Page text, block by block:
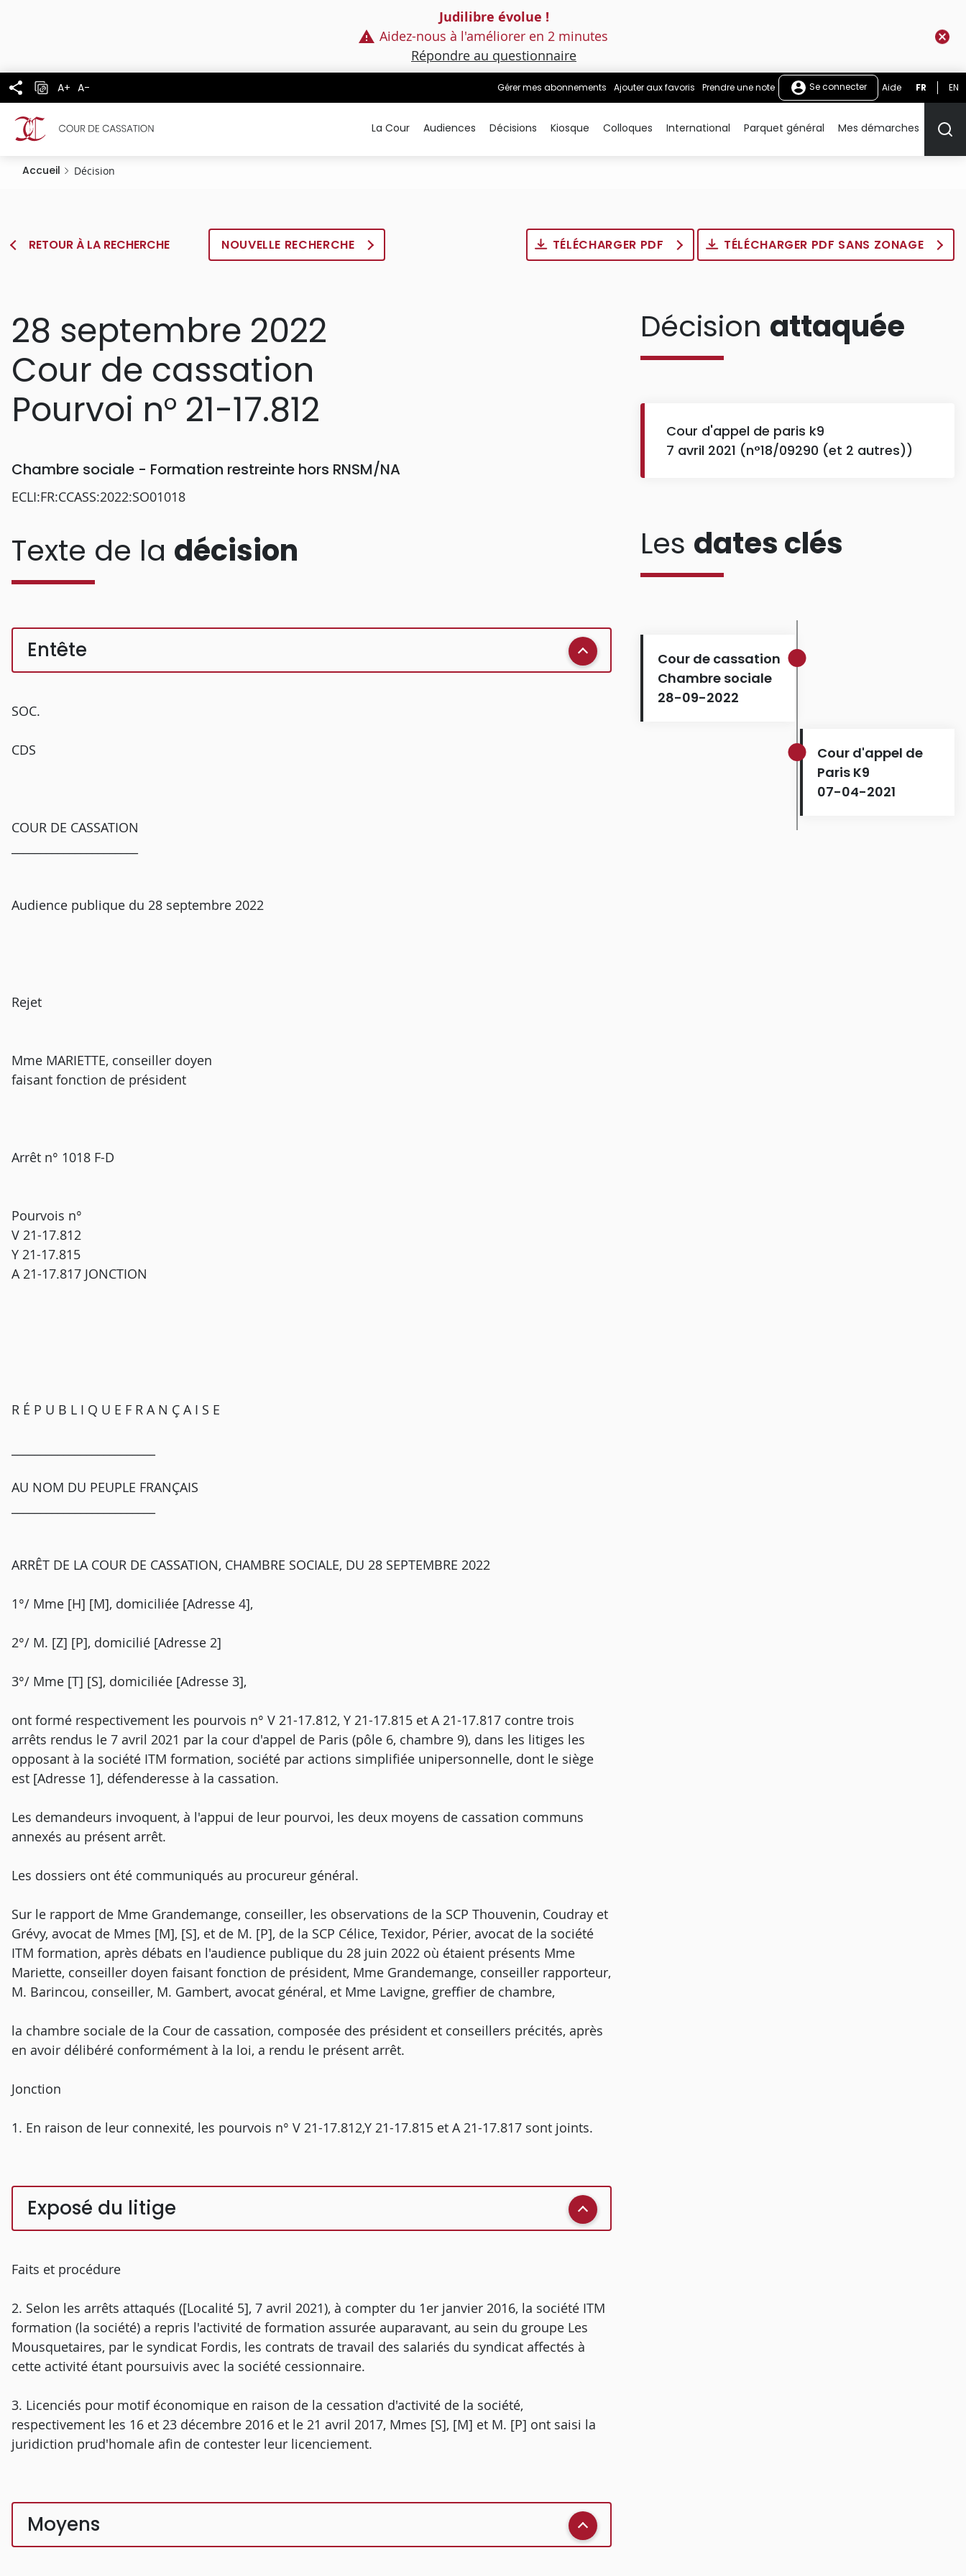
Judilibre évolue !
Aidez-nous à l'améliorer en 2 minutes
Répondre au questionnaire
A+ A- Gérer mes abonnements Ajouter aux favoris Prendre une note Se connecter Aide FR EN
La Cour Audiences Décisions Kiosque Colloques International Parquet général Mes démarches
Accueil Décision
RETOUR À LA RECHERCHE NOUVELLE RECHERCHE TÉLÉCHARGER PDF TÉLÉCHARGER PDF SANS ZONAGE
28 septembre 2022
Cour de cassation
Pourvoi n° 21-17.812
Chambre sociale - Formation restreinte hors RNSM/NA
ECLI:FR:CCASS:2022:SO01018
Texte de la décision
Entête
SOC.
CDS
COUR DE CASSATION
Audience publique du 28 septembre 2022
Rejet
Mme MARIETTE, conseiller doyen
faisant fonction de président
Arrêt n° 1018 F-D
Pourvois n°
V 21-17.812
Y 21-17.815
A 21-17.817 JONCTION
R É P U B L I Q U E F R A N Ç A I S E
AU NOM DU PEUPLE FRANÇAIS
ARRÊT DE LA COUR DE CASSATION, CHAMBRE SOCIALE, DU 28 SEPTEMBRE 2022
1°/ Mme [H] [M], domiciliée [Adresse 4],
2°/ M. [Z] [P], domicilié [Adresse 2]
3°/ Mme [T] [S], domiciliée [Adresse 3],
ont formé respectivement les pourvois n° V 21-17.812, Y 21-17.815 et A 21-17.817 contre trois
arrêts rendus le 7 avril 2021 par la cour d'appel de Paris (pôle 6, chambre 9), dans les litiges les
opposant à la société ITM formation, société par actions simplifiée unipersonnelle, dont le siège
est [Adresse 1], défenderesse à la cassation.
Les demandeurs invoquent, à l'appui de leur pourvoi, les deux moyens de cassation communs
annexés au présent arrêt.
Les dossiers ont été communiqués au procureur général.
Sur le rapport de Mme Grandemange, conseiller, les observations de la SCP Thouvenin, Coudray et
Grévy, avocat de Mmes [M], [S], et de M. [P], de la SCP Célice, Texidor, Périer, avocat de la société
ITM formation, après débats en l'audience publique du 28 juin 2022 où étaient présents Mme
Mariette, conseiller doyen faisant fonction de président, Mme Grandemange, conseiller rapporteur,
M. Barincou, conseiller, M. Gambert, avocat général, et Mme Lavigne, greffier de chambre,
la chambre sociale de la Cour de cassation, composée des président et conseillers précités, après
en avoir délibéré conformément à la loi, a rendu le présent arrêt.
Jonction
1. En raison de leur connexité, les pourvois n° V 21-17.812,Y 21-17.815 et A 21-17.817 sont joints.
Exposé du litige
Faits et procédure
2. Selon les arrêts attaqués ([Localité 5], 7 avril 2021), à compter du 1er janvier 2016, la société ITM
formation (la société) a repris l'activité de formation assurée auparavant, au sein du groupe Les
Mousquetaires, par le syndicat Fordis, les contrats de travail des salariés du syndicat affectés à
cette activité étant poursuivis avec la société cessionnaire.
3. Licenciés pour motif économique en raison de la cessation d'activité de la société,
respectivement les 16 et 23 décembre 2016 et le 21 avril 2017, Mmes [S], [M] et M. [P] ont saisi la
juridiction prud'homale afin de contester leur licenciement.
Moyens
Décision attaquée
Cour d'appel de paris k9
7 avril 2021 (n°18/09290 (et 2 autres))
Les dates clés
Cour de cassation
Chambre sociale
28-09-2022
Cour d'appel de
Paris K9
07-04-2021